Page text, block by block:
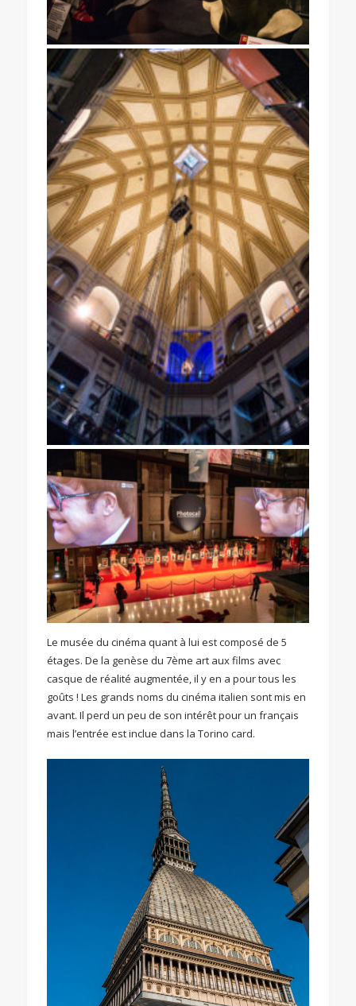
Le musée du cinéma quant à lui est composé de 5
étages. De la genèse du 7ème art aux films avec
casque de réalité augmentée, il y en a pour tous les
goûts ! Les grands noms du cinéma italien sont mis en
avant. Il perd un peu de son intérêt pour un français
mais l’entrée est inclue dans la Torino card.